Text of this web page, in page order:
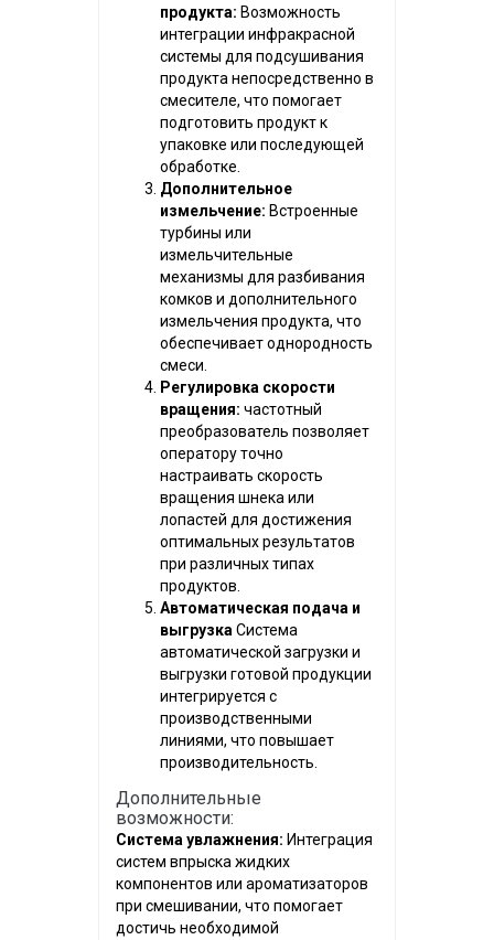
продукта: Возможность
интеграции инфракрасной
системы для подсушивания
продукта непосредственно в
смесителе, что помогает
подготовить продукт к
упаковке или последующей
обработке.
Дополнительное
измельчение: Встроенные
турбины или
измельчительные
механизмы для разбивания
комков и дополнительного
измельчения продукта, что
обеспечивает однородность
смеси.
Регулировка скорости
вращения: частотный
преобразователь позволяет
оператору точно
настраивать скорость
вращения шнека или
лопастей для достижения
оптимальных результатов
при различных типах
продуктов.
Автоматическая подача и
выгрузка Система
автоматической загрузки и
выгрузки готовой продукции
интегрируется с
производственными
линиями, что повышает
производительность.
Дополнительные
возможности:
Система увлажнения: Интеграция
систем впрыска жидких
компонентов или ароматизаторов
при смешивании, что помогает
достичь необходимой